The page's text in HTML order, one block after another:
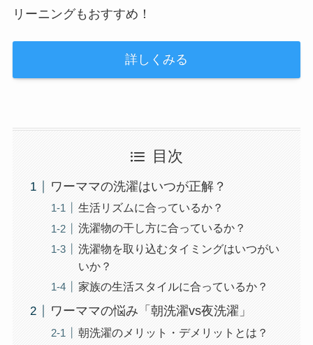
リーニングもおすすめ！
詳しくみる
目次
ワーママの洗濯はいつが正解？
生活リズムに合っているか？
洗濯物の干し方に合っているか？
洗濯物を取り込むタイミングはいつがい
いか？
家族の生活スタイルに合っているか？
ワーママの悩み「朝洗濯vs夜洗濯」
朝洗濯のメリット・デメリットとは？